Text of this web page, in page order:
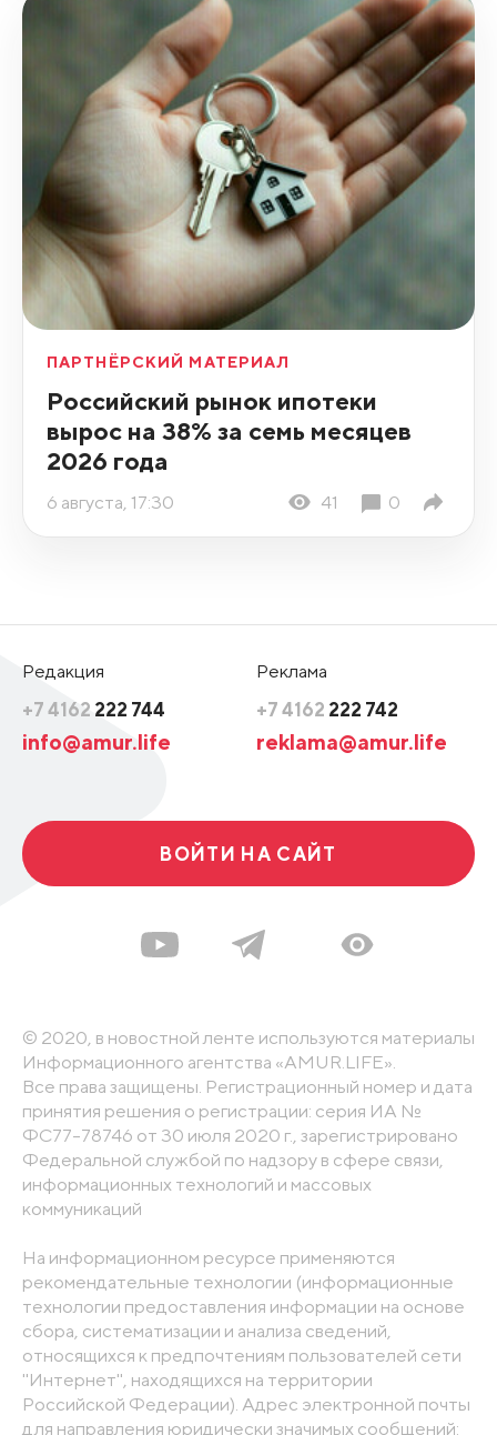
ПАРТНЁРСКИЙ МАТЕРИАЛ
Российский рынок ипотеки
вырос на 38% за семь месяцев
2026 года
6 августа, 17:30 41 0
Редакция
+7 4162 222 744
info@amur.life
Реклама
+7 4162 222 742
reklama@amur.life
ВОЙТИ НА САЙТ
© 2020, в новостной ленте используются материалы
Информационного агентства «AMUR.LIFE».
Все права защищены. Регистрационный номер и дата
принятия решения о регистрации: серия ИА №
ФС77-78746 от 30 июля 2020 г., зарегистрировано
Федеральной службой по надзору в сфере связи,
информационных технологий и массовых
коммуникаций
На информационном ресурсе применяются
рекомендательные технологии (информационные
технологии предоставления информации на основе
сбора, систематизации и анализа сведений,
относящихся к предпочтениям пользователей сети
"Интернет", находящихся на территории
Российской Федерации). Адрес электронной почты
для направления юридически значимых сообщений: